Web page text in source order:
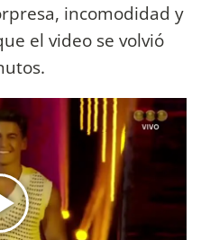
incomodidad y
el video se volvió